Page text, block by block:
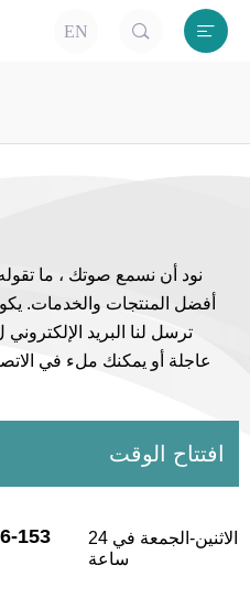
EN  
نود أن نسمع صوتك ، ما
أفضل المنتجات والخدمات.
عاجلة أو يمكنك ملء في
افتتاح الوقت
الاثنين-الجمعة في 24
ساعة